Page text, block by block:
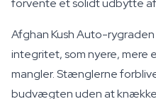
forvente et solidt udbytte
Afghan Kush Auto-
integritet, som nyere, mere
mangler. Stænglerne
budvægten uden at